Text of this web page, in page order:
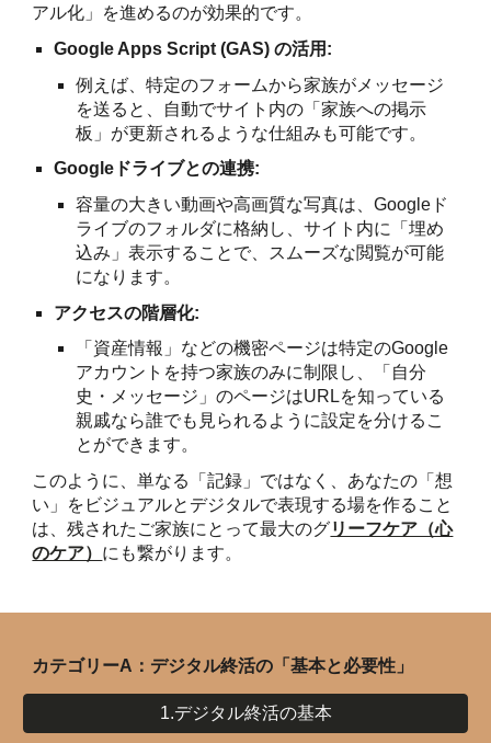
アル化」を進めるのが効果的です。
Google Apps Script (GAS) の活用:
例えば、特定のフォームから家族がメッセージ
を送ると、自動でサイト内の「家族への掲示
板」が更新されるような仕組みも可能です。
Googleドライブとの連携:
容量の大きい動画や高画質な写真は、Googleド
ライブのフォルダに格納し、サイト内に「埋め
込み」表示することで、スムーズな閲覧が可能
になります。
アクセスの階層化:
「資産情報」などの機密ページは特定のGoogle
アカウントを持つ家族のみに制限し、「自分
史・メッセージ」のページはURLを知っている
親戚なら誰でも見られるように設定を分けるこ
とができます。
このように、単なる「記録」ではなく、あなたの「想
い」をビジュアルとデジタルで表現する場を作ること
は、残されたご家族にとって最大のグリーフケア（心
のケア） にも繋がります。
カテゴリーA：デジタル終活の「基本と必要性」
1.デジタル終活の基本